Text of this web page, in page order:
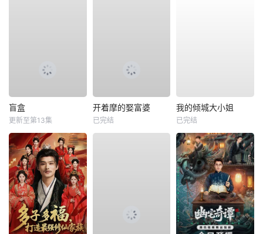
盲盒
更新至第13集
开着摩的娶富婆
已完结
我的倾城大小姐
已完结